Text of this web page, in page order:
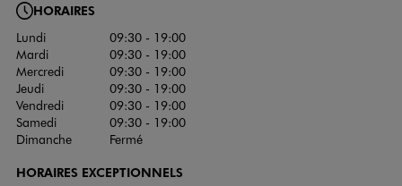
HORAIRES
Lundi
09:30 - 19:00
Mardi
09:30 - 19:00
Mercredi
09:30 - 19:00
Jeudi
09:30 - 19:00
Vendredi
09:30 - 19:00
Samedi
09:30 - 19:00
Dimanche
Fermé
HORAIRES EXCEPTIONNELS